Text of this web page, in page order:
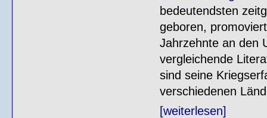
bedeutendsten
geboren,
Jahrzehnte an den
vergleichende
sind seine
verschiedenen
[weiterlesen]